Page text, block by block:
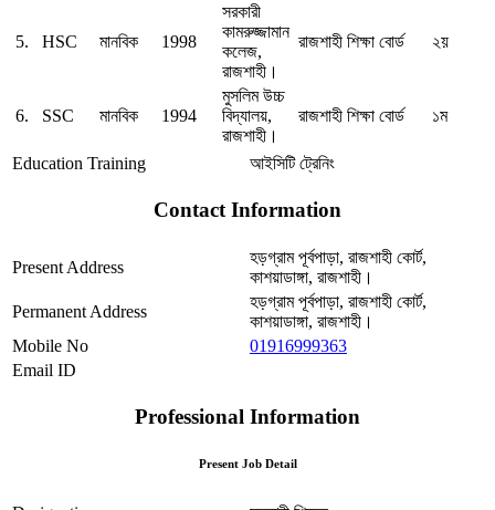
5. HSC মানবিক 1998
সরকারী
কামরুজ্জামান
কলেজ,
রাজশাহী।
রাজশাহী শিক্ষা বোর্ড ২য়
6. SSC মানবিক 1994
মুসলিম উচ্চ
বিদ্যালয়,
রাজশাহী।
রাজশাহী শিক্ষা বোর্ড ১ম
Education Training আইসিটি ট্রেনিং
Contact Information
Present Address
হড়গ্রাম পূর্বপাড়া, রাজশাহী কোর্ট,
কাশয়াডাঙ্গা, রাজশাহী।
Permanent Address
হড়গ্রাম পূর্বপাড়া, রাজশাহী কোর্ট,
কাশয়াডাঙ্গা, রাজশাহী।
Mobile No
01916999363
Email ID
Professional Information
Present Job Detail